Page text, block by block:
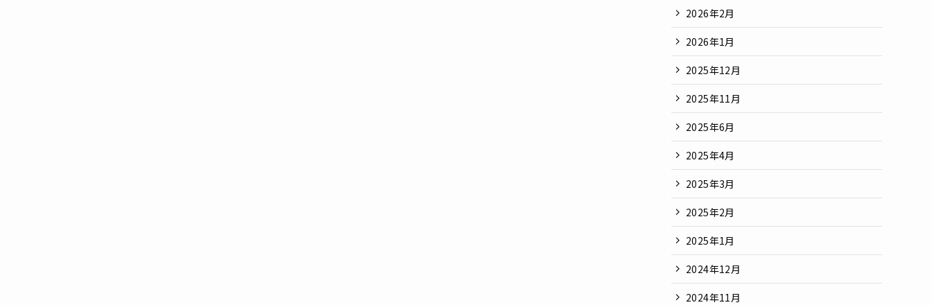
2026年2月
2026年1月
2025年12月
2025年11月
2025年6月
2025年4月
2025年3月
2025年2月
2025年1月
2024年12月
2024年11月